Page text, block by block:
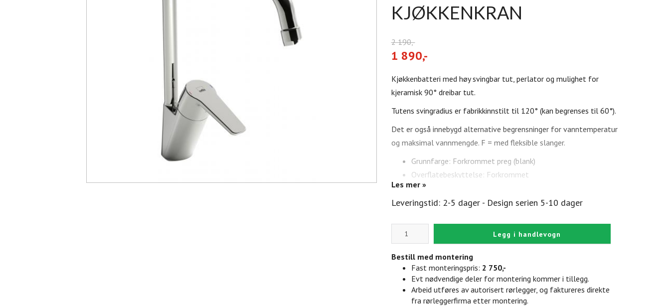
KJØKKENKRAN
2 190,-
1 890,-
Kjøkkenbatteri med høy svingbar tut, perlator og mulighet for
kjeramisk 90° dreibar tut.
Tutens svingradius er fabrikkinnstilt til 120° (kan begrenses til 60°).
Det er også innebygd alternative begrensninger for vanntemperatur
og maksimal vannmengde. F = med fleksible slanger.
Grunnfarge: Forkrommet preg (blank)
Overflatebeskyttelse: Forkrommet
Byggehøyde, undersiden av kranutløp: 230 mm
Utløpets overhengslengde: 240 mm
Les mer »
Leveringstid: 2-5 dager - Design serien 5-10 dager
Legg i handlevogn
Bestill med montering
Fast monteringspris: 2 750,-
Evt nødvendige deler for montering kommer i tillegg.
Arbeid utføres av autorisert rørlegger, og faktureres direkte
fra rørleggerfirma etter montering.